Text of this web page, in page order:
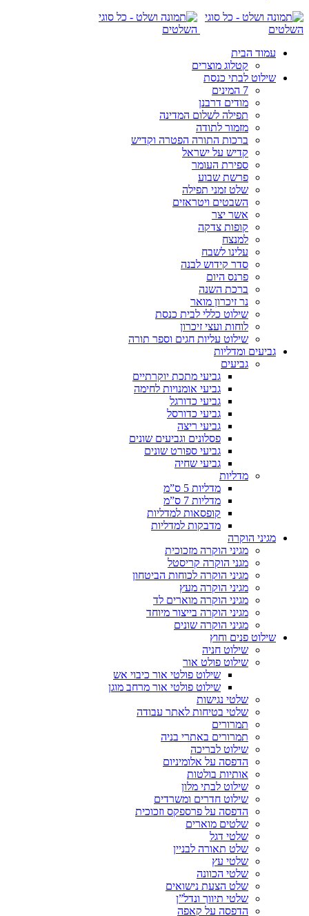
עמוד הבית
קטלוג מוצרים
שילוט לבתי כנסת
7 המינים
מודים דרבנן
תפילה לשלום המדינה
מזמור לתודה
ברכות התורה הפטרה וקדיש
קדיש על ישראל
ספירת העומר
פרשת שבוע
שלט זמני תפילה
השבטים ויטראזים
אשר יצר
קופות צדקה
למנצח
עלינו לשבח
סדר קידוש לבנה
פרנס היום
ברכת השנה
נר זיכרון מואר
שילוט כללי לבית כנסת
לוחות ועצי זיכרון
שילוט עליות חגים וספר תורה
גביעים ומדליות
גביעים
גביעי מתכת יוקרתיים
גביעי אומנויות לחימה
גביעי כדורגל
גביעי כדורסל
גביעי ריצה
פסלונים וגביעים שונים
גביעי ספורט שונים
גביעי שחיה
מדליות
מדליות 5 ס”מ
מדליות 7 ס”מ
קופסאות למדליות
מדבקות למדליות
מגיני הוקרה
מגיני הוקרה מזכוכית
מגני הוקרה קריסטל
מגיני הוקרה לכוחות הביטחון
מגיני הוקרה מעץ
מגיני הוקרה מוארים לד
מגיני הוקרה בייצור מיוחד
מגיני הוקרה שונים
שילוט פנים וחוץ
שילוט חניה
שילוט פולט אור
שילוט פולטי אור כיבוי אש
שילוט פולטי אור מרחב מוגן
שלטי נגישות
שלטי בטיחות לאתר עבודה
תמרורים
תמרורים באתרי בניה
שילוט לבריכה
הדפסה על אלומיניום
אותיות בולטות
שילוט לבתי מלון
שילוט חדרים ומשרדים
הדפסה על פרספקס וזכוכית
שלטים מוארים
שלטי דגל
שלט תאורה לבניין
שלטי עץ
שלטי הכוונה
שלט הצעת נישואים
שלטי תיווך ונדל”ן
הדפסה על קאפה